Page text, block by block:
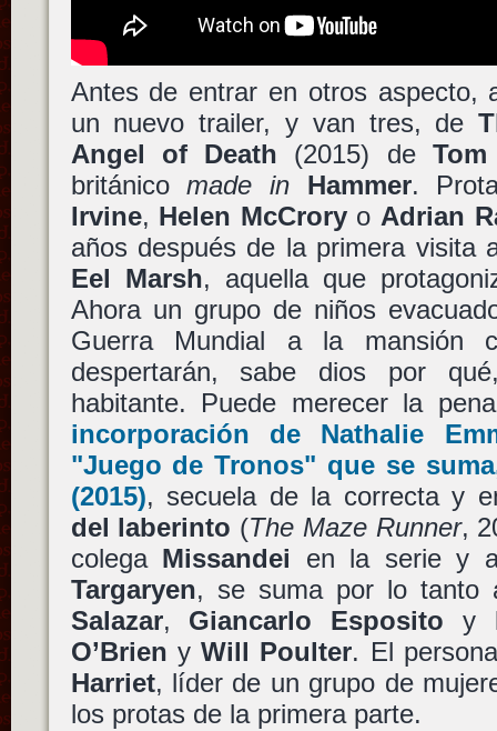
Antes de entrar en otros aspecto,
un nuevo trailer, y van tres, de
Angel of Death (2015) de
británicomade in Hammer.
Irvine, Helen McCroryo Adrian
años después de la primera visita
Eel Marsh, aquella que
Ahora un grupo de niños
Guerra Mundial a la mansión
despertarán, sabe dios por
habitante. Puede merecer la
incorporación de Nathalie
"Juego de Tronos" que se
(2015), secuela de la correcta y
del laberinto (The Maze Runner,
colega Missandei en la serie y
Targaryen, se suma por lo
Salazar, Giancarlo Esposito y
O’Brien yWill Poulter. El
Harriet, líder de un grupo de
los protas de la primera parte.